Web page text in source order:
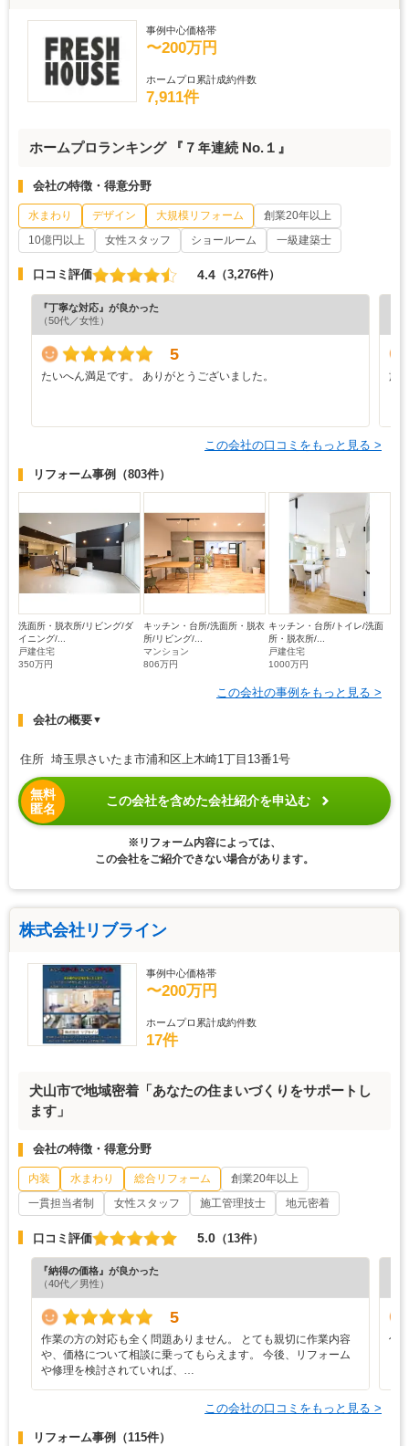
事例中心価格帯
〜200万円
ホームプロ累計成約件数
7,911件
ホームプロランキング 『７年連続 No.１』
会社の特徴・得意分野
水まわり デザイン 大規模リフォーム
創業20年以上
10億円以上
女性スタッフ ショールーム 一級建築士
口コミ評価 4.4 （3,276件）
『丁寧な対応』が良かった
（50代／女性）
5
たいへん満足です。 ありがとうございました。
施
この会社の口コミをもっと見る >
リフォーム事例 （803件）
洗面所・脱衣所/リビング/ダ
イニング/...
戸建住宅
350万円
キッチン・台所/洗面所・脱衣
所/リビング/...
マンション
806万円
キッチン・台所/トイレ/洗面
所・脱衣所/...
戸建住宅
1000万円
この会社の事例をもっと見る >
会社の概要▼
住所 埼玉県さいたま市浦和区上木崎1丁目13番1号
無料
匿名
この会社を含めた会社紹介を申込む
※リフォーム内容によっては、
この会社をご紹介できない場合があります。
株式会社リブライン
事例中心価格帯
〜200万円
ホームプロ累計成約件数
17件
犬山市で地域密着「あなたの住まいづくりをサポートし
ます」
会社の特徴・得意分野
内装 水まわり 総合リフォーム
創業20年以上
一貫担当者制
女性スタッフ 施工管理技士 地元密着
口コミ評価 5.0 （13件）
『納得の価格』が良かった
（40代／男性）
5
作業の方の対応も全く問題ありません。 とても親切に作業内容
や、価格について相談に乗ってもらえます。 今後、リフォーム
や修理を検討されていれば、…
仕
この会社の口コミをもっと見る >
リフォーム事例 （115件）